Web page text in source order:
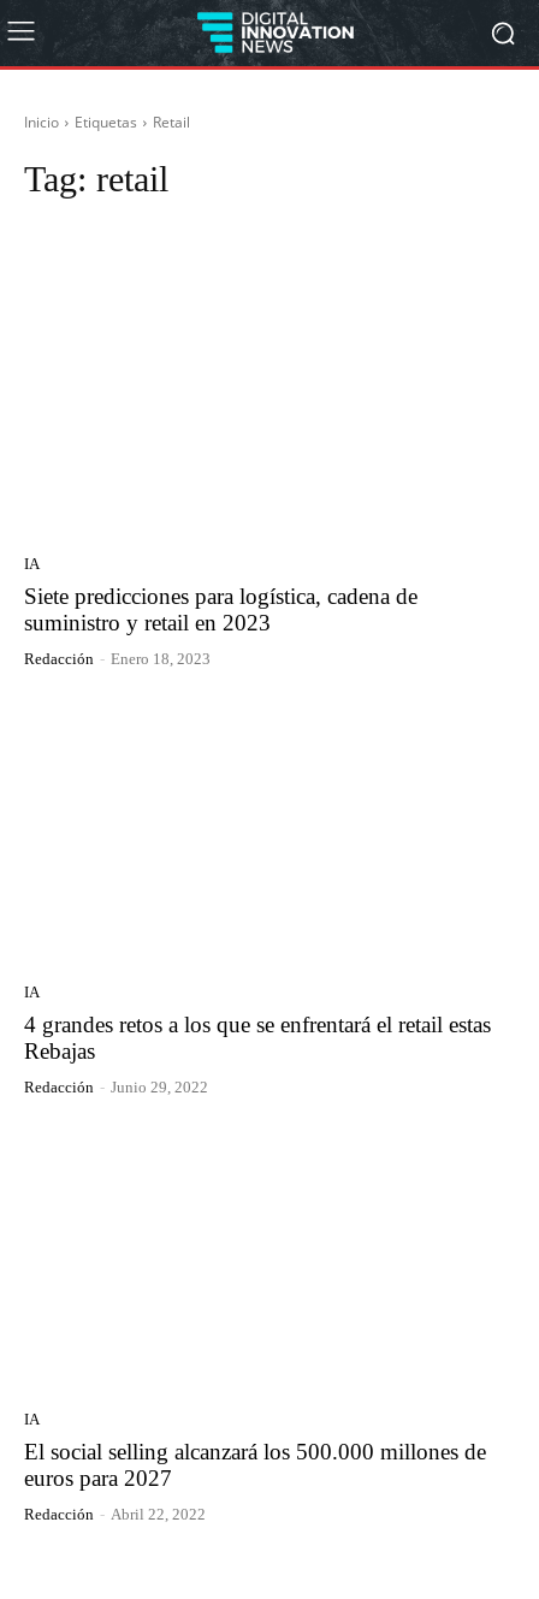
Inicio Etiquetas Retail
Tag: retail
IA
Siete predicciones para logística, cadena de
suministro y retail en 2023
Redacción - Enero 18, 2023
IA
4 grandes retos a los que se enfrentará el retail estas
Rebajas
Redacción - Junio 29, 2022
IA
El social selling alcanzará los 500.000 millones de
euros para 2027
Redacción - Abril 22, 2022